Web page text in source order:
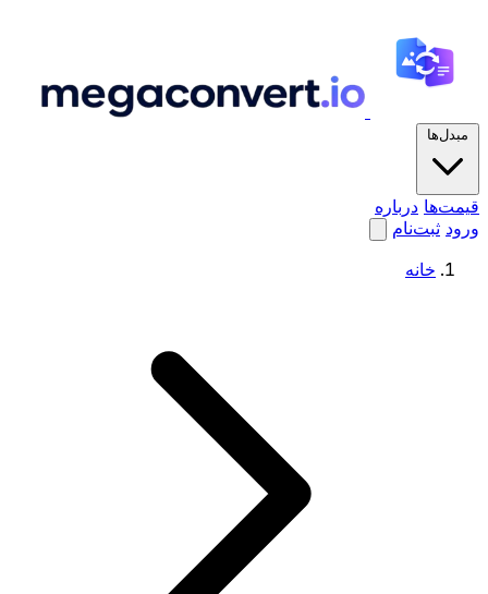
مبدل‌ها
قیمت‌ها درباره
ورود ثبت‌نام
خانه